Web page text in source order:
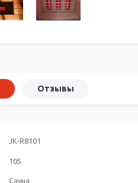
Отзывы
JK-R8101
105
Сауна